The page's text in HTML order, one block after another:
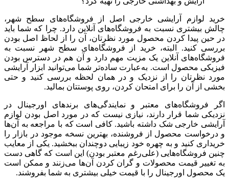
خرید لوازم آرایشی خارجی اصل از فروشگاه‌های سطح شهر،
چالش بیشتری نسبت به فروشگاه‌های آنلاین دارد. چرا که شما باید
در حین پیدا کردن محصول مورد نظرتان، آن را از لحاظ اصل بودن
بررسی کنید. البته، خرید از فروشگاه‌های سطح شهر نسبت به
فروشگاه‌های آنلاین یک مزیت مهم دارد و آن هم در دسترس بودن
فیزیکی محصول است. به‌عبارت ساده‌تر شما می‌توانید ابزار آرایشی
مورد نظرتان را از نزدیک و در همان لحظه بررسی کنید و حتی
بخشی از آن را برای امتحان کردن، روی پوستتان بمالید.
اگر فروشگاه‌های معتبر و نمایندگی‌های برندهای اورجینال در
نزدیکی شما قرار دارند، نیازی نیست که در مورد اصل بودن لوازم
آرایشی خارجی شک داشته باشید. کافی است که با مراجعه به آن‌ها
و درخواست محصول از فروشنده، بهترین نسخه موجود در بازار را
خریداری کنید و به چهره خود زیبایی دوچندان ببخشید. یکی از معایب
چنین فروشگاه‌هایی (علی‌رغم معتبر بودن) این است که گاهی دست
به تغییر قیمت محصولات و گران کردن آن‌ها می‌زنند و ممکن است
یک محصول اورجینال را با قیمت خیلی بیشتری به شما بفروشند.